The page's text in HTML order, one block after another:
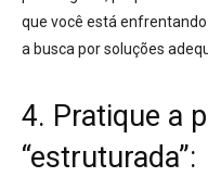
que você está
a busca por soluções
4. Pratique a
“estruturada”: